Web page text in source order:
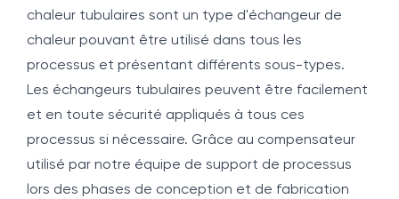
chaleur tubulaires sont un type d'échangeur de
chaleur pouvant être utilisé dans tous les
processus et présentant différents sous-types.
Les échangeurs tubulaires peuvent être facilement
et en toute sécurité appliqués à tous ces
processus si nécessaire. Grâce au compensateur
utilisé par notre équipe de support de processus
lors des phases de conception et de fabrication